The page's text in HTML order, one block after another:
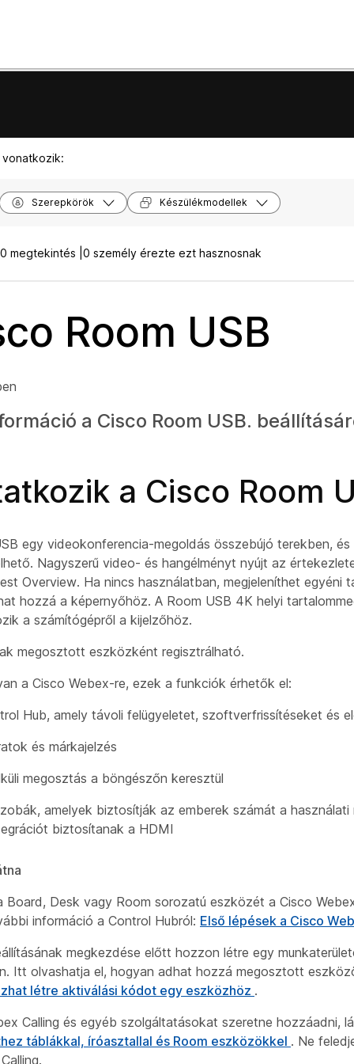
Szerepkörök Készülékmodellek
megtekintés | 0 személy érezte ezt hasznosnak
Room USB
a Cisco Room USB.
a Cisco Room
egy videokonferencia-megoldás összebújó terekben,
Nagyszerű video- és hangélményt nyújt az
Overview. Ha nincs használatban, megjeleníthet
hozzá a képernyőhöz. A Room USB 4K helyi
a számítógépről a kijelzőhöz.
megosztott eszközként regisztrálható.
a Cisco Webex-re, ezek a funkciók érhetők el:
Hub, amely távoli felügyeletet, szoftverfrissítéseket és
és márkajelzés
megosztás a böngészőn keresztül
amelyek biztosítják az emberek számát a
biztosítanak a HDMI
Board, Desk vagy Room sorozatú eszközét a Cisco
információ a Control Hubról: Első lépések a Cisco
megkezdése előtt hozzon létre egy
Itt olvashatja el, hogyan adhat hozzá megosztott
létre aktiválási kódot egy eszközhöz .
Calling és egyéb szolgáltatásokat szeretne hozzáadni,
táblákkal, íróasztallal és Room eszközökkel . Ne